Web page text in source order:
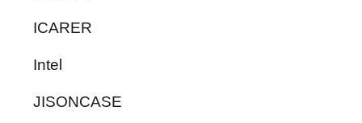
ICARER
Intel
JISONCASE